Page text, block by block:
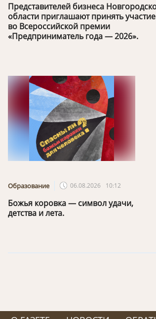
Представителей бизнеса
области приглашают принять участие
во Всероссийской премии
«Предприниматель года — 2026».
Образование 06.08.2026 10:12
Божья коровка — символ удачи,
детства и лета.